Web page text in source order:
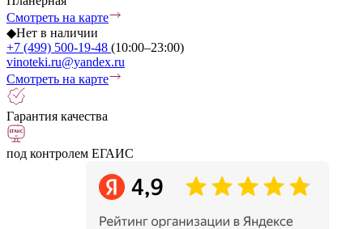
Смотреть на карте
◆Нет в наличии
+7 (499) 500-19-48 (10:00–23:00)
vinoteki.ru@yandex.ru
Смотреть на карте
Гарантия качества
под контролем ЕГАИС